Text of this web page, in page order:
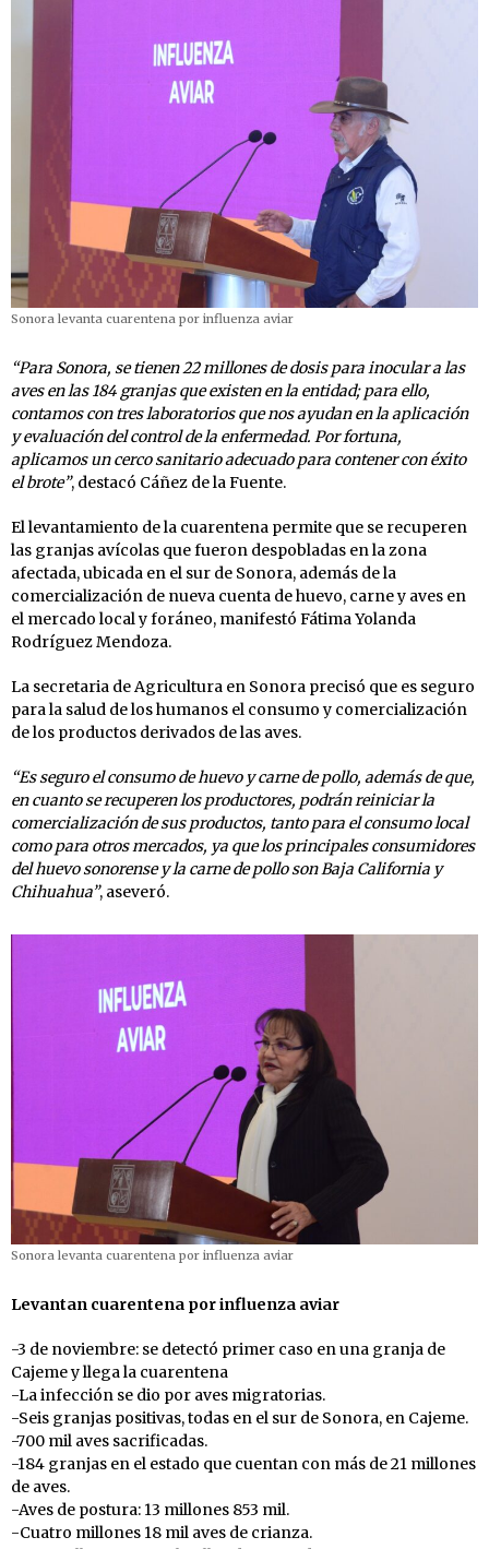
Sonora levanta cuarentena por influenza aviar
“Para Sonora, se tienen 22 millones de dosis para inocular a las
aves en las 184 granjas que existen en la entidad; para ello,
contamos con tres laboratorios que nos ayudan en la aplicación
y evaluación del control de la enfermedad. Por fortuna,
aplicamos un cerco sanitario adecuado para contener con éxito
el brote”, destacó Cáñez de la Fuente.
El levantamiento de la cuarentena permite que se recuperen
las granjas avícolas que fueron despobladas en la zona
afectada, ubicada en el sur de Sonora, además de la
comercialización de nueva cuenta de huevo, carne y aves en
el mercado local y foráneo, manifestó Fátima Yolanda
Rodríguez Mendoza.
La secretaria de Agricultura en Sonora precisó que es seguro
para la salud de los humanos el consumo y comercialización
de los productos derivados de las aves.
“Es seguro el consumo de huevo y carne de pollo, además de que,
en cuanto se recuperen los productores, podrán reiniciar la
comercialización de sus productos, tanto para el consumo local
como para otros mercados, ya que los principales consumidores
del huevo sonorense y la carne de pollo son Baja California y
Chihuahua”, aseveró.
Sonora levanta cuarentena por influenza aviar
Levantan cuarentena por influenza aviar
-3 de noviembre: se detectó primer caso en una granja de
Cajeme y llega la cuarentena
-La infección se dio por aves migratorias.
-Seis granjas positivas, todas en el sur de Sonora, en Cajeme.
-700 mil aves sacrificadas.
-184 granjas en el estado que cuentan con más de 21 millones
de aves.
-Aves de postura: 13 millones 853 mil.
-Cuatro millones 18 mil aves de crianza.